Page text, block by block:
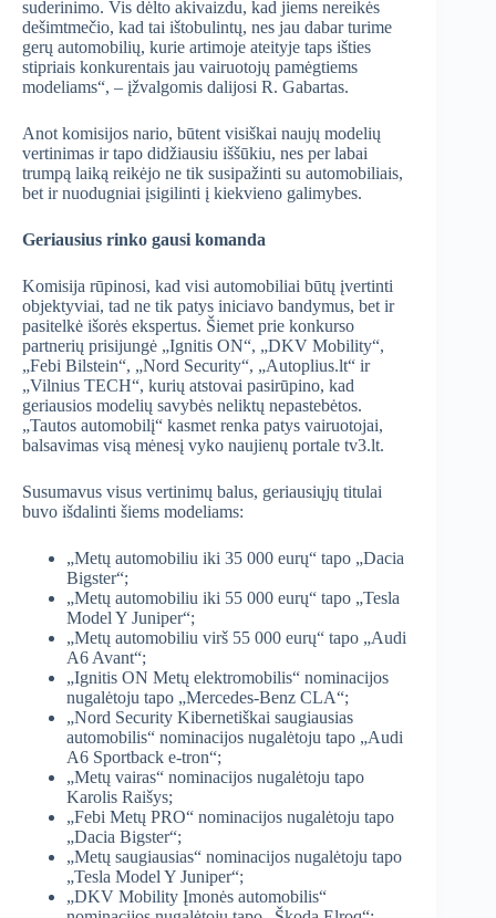
suderinimo. Vis dėlto akivaizdu, kad jiems nereikės
dešimtmečio, kad tai ištobulintų, nes jau dabar turime
gerų automobilių, kurie artimoje ateityje taps išties
stipriais konkurentais jau vairuotojų pamėgtiems
modeliams“, – įžvalgomis dalijosi R. Gabartas.
Anot komisijos nario, būtent visiškai naujų modelių
vertinimas ir tapo didžiausiu iššūkiu, nes per labai
trumpą laiką reikėjo ne tik susipažinti su automobiliais,
bet ir nuodugniai įsigilinti į kiekvieno galimybes.
Geriausius rinko gausi komanda
Komisija rūpinosi, kad visi automobiliai būtų įvertinti
objektyviai, tad ne tik patys iniciavo bandymus, bet ir
pasitelkė išorės ekspertus. Šiemet prie konkurso
partnerių prisijungė „Ignitis ON“, „DKV Mobility“,
„Febi Bilstein“, „Nord Security“, „Autoplius.lt“ ir
„Vilnius TECH“, kurių atstovai pasirūpino, kad
geriausios modelių savybės neliktų nepastebėtos.
„Tautos automobilį“ kasmet renka patys vairuotojai,
balsavimas visą mėnesį vyko naujienų portale tv3.lt.
Susumavus visus vertinimų balus, geriausiųjų titulai
buvo išdalinti šiems modeliams:
„Metų automobiliu iki 35 000 eurų“ tapo „Dacia
Bigster“;
„Metų automobiliu iki 55 000 eurų“ tapo „Tesla
Model Y Juniper“;
„Metų automobiliu virš 55 000 eurų“ tapo „Audi
A6 Avant“;
„Ignitis ON Metų elektromobilis“ nominacijos
nugalėtoju tapo „Mercedes-Benz CLA“;
„Nord Security Kibernetiškai saugiausias
automobilis“ nominacijos nugalėtoju tapo „Audi
A6 Sportback e-tron“;
„Metų vairas“ nominacijos nugalėtoju tapo
Karolis Raišys;
„Febi Metų PRO“ nominacijos nugalėtoju tapo
„Dacia Bigster“;
„Metų saugiausias“ nominacijos nugalėtoju tapo
„Tesla Model Y Juniper“;
„DKV Mobility Įmonės automobilis“